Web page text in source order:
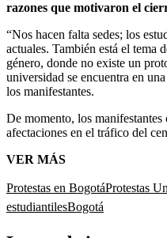
razones que motivaron el
“Nos hacen falta sedes; los
actuales. También está el tema
género, donde no existe un
universidad se encuentra en
los manifestantes.
De momento, los
afectaciones en el tráfico del
VER MÁS
Protestas en BogotáProtestas
estudiantilesBogotá